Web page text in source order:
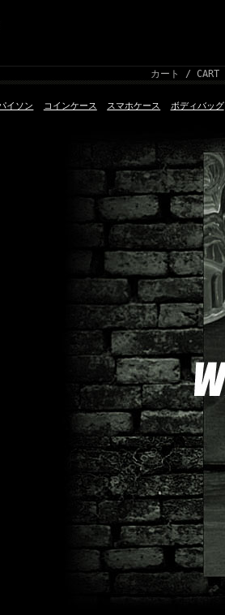
カート / CART
イソン コインケース スマホケース ボディバッグ